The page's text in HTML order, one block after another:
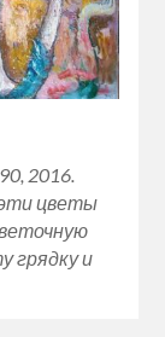
2016.
цветы
грядку и